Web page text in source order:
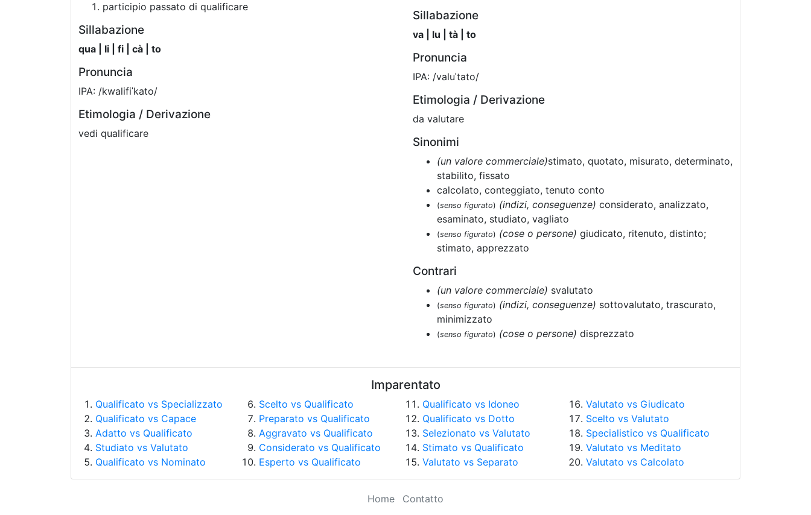
participio passato di qualificare
Sillabazione
qua | li | fi | cà | to
Pronuncia
IPA: /kwalifiˈkato/
Etimologia / Derivazione
vedi qualificare
Sillabazione
va | lu | tà | to
Pronuncia
IPA: /valuˈtato/
Etimologia / Derivazione
da valutare
Sinonimi
(un valore commerciale)stimato, quotato, misurato, determinato,
stabilito, fissato
calcolato, conteggiato, tenuto conto
(senso figurato) (indizi, conseguenze) considerato, analizzato,
esaminato, studiato, vagliato
(senso figurato) (cose o persone) giudicato, ritenuto, distinto;
stimato, apprezzato
Contrari
(un valore commerciale) svalutato
(senso figurato) (indizi, conseguenze) sottovalutato, trascurato,
minimizzato
(senso figurato) (cose o persone) disprezzato
Imparentato
Qualificato vs Specializzato
Qualificato vs Capace
Adatto vs Qualificato
Studiato vs Valutato
Qualificato vs Nominato
Scelto vs Qualificato
Preparato vs Qualificato
Aggravato vs Qualificato
Considerato vs Qualificato
Esperto vs Qualificato
Qualificato vs Idoneo
Qualificato vs Dotto
Selezionato vs Valutato
Stimato vs Qualificato
Valutato vs Separato
Valutato vs Giudicato
Scelto vs Valutato
Specialistico vs Qualificato
Valutato vs Meditato
Valutato vs Calcolato
Home Contatto